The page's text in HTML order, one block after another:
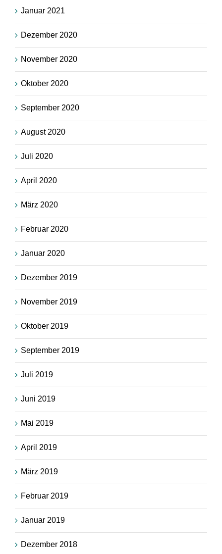
Januar 2021
Dezember 2020
November 2020
Oktober 2020
September 2020
August 2020
Juli 2020
April 2020
März 2020
Februar 2020
Januar 2020
Dezember 2019
November 2019
Oktober 2019
September 2019
Juli 2019
Juni 2019
Mai 2019
April 2019
März 2019
Februar 2019
Januar 2019
Dezember 2018